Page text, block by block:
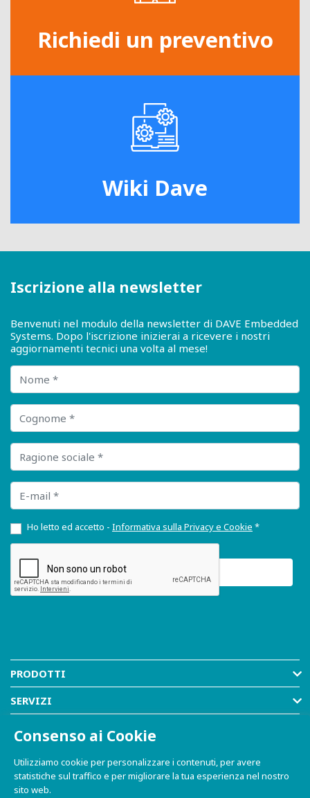
Richiedi un preventivo
Wiki Dave
Iscrizione alla newsletter
Benvenuti nel modulo della newsletter di DAVE Embedded
Systems. Dopo l'iscrizione inizierai a ricevere i nostri
aggiornamenti tecnici una volta al mese!
Nome
Cognome
Ragione sociale
E-mail
Ho letto ed accetto - Informativa sulla Privacy e Cookie *
PRODOTTI
SERVIZI
SHOP
Consenso ai Cookie
Utilizziamo cookie per personalizzare i contenuti, per avere
statistiche sul traffico e per migliorare la tua esperienza nel nostro
sito web.